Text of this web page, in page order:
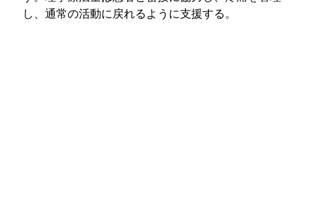
し、通常の活動に戻れるように支援する。